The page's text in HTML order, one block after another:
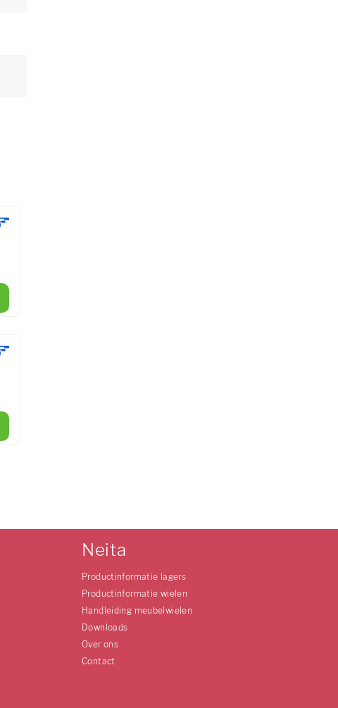
Neita
Productinformatie lagers
Productinformatie wielen
Handleiding meubelwielen
Downloads
Over ons
Contact